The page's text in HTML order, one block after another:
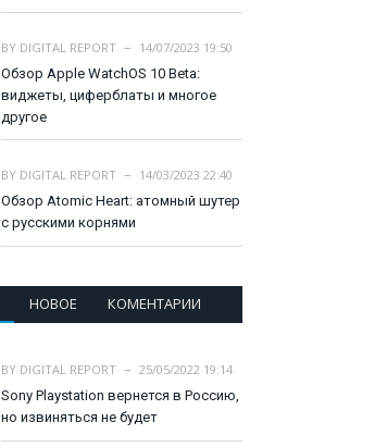
BY DIGITAL REPORT
14/07/2023 19:50
Обзор Apple WatchOS 10 Beta:
виджеты, циферблаты и многое
другое
BY DIGITAL REPORT
14/03/2023 22:40
Обзор Atomic Heart: атомный шутер
с русскими корнями
НОВОЕ КОМЕНТАРИИ
BY DIGITAL REPORT
25/05/2022 19:14
Sony Playstation вернется в Россию,
но извиняться не будет